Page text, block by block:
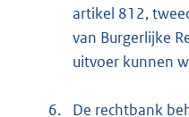
artikel 812,
van Burgerlijke
uitvoer kunnen
6.
De rechtbank